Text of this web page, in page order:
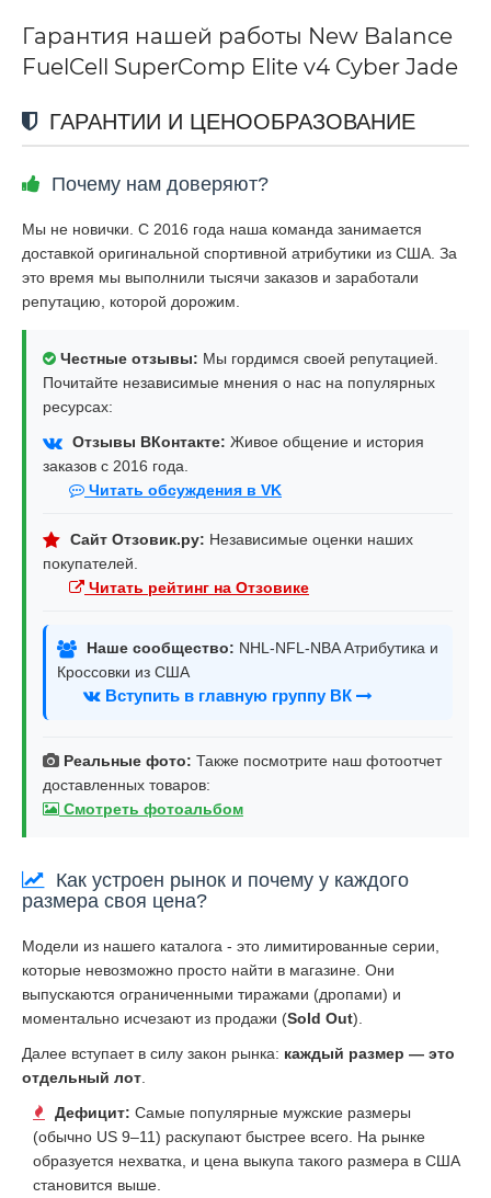
Гарантия нашей работы New Balance
FuelCell SuperComp Elite v4 Cyber Jade
ГАРАНТИИ И ЦЕНООБРАЗОВАНИЕ
Почему нам доверяют?
Мы не новички. С 2016 года наша команда занимается
доставкой оригинальной спортивной атрибутики из США. За
это время мы выполнили тысячи заказов и заработали
репутацию, которой дорожим.
Честные отзывы: Мы гордимся своей репутацией.
Почитайте независимые мнения о нас на популярных
ресурсах:
Отзывы ВКонтакте: Живое общение и история
заказов с 2016 года.
Читать обсуждения в VK
Сайт Отзовик.ру: Независимые оценки наших
покупателей.
Читать рейтинг на Отзовике
Наше сообщество: NHL-NFL-NBA Атрибутика и
Кроссовки из США
Вступить в главную группу ВК
Реальные фото: Также посмотрите наш фотоотчет
доставленных товаров:
Смотреть фотоальбом
Как устроен рынок и почему у каждого
размера своя цена?
Модели из нашего каталога - это лимитированные серии,
которые невозможно просто найти в магазине. Они
выпускаются ограниченными тиражами (дропами) и
моментально исчезают из продажи (Sold Out).
Далее вступает в силу закон рынка: каждый размер — это
отдельный лот
Дефицит: Самые популярные мужские размеры
(обычно US 9–11) раскупают быстрее всего. На рынке
образуется нехватка, и цена выкупа такого размера в США
становится выше.